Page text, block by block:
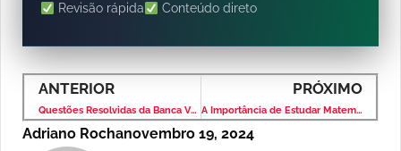
Revisão rápida
Conteúdo direto
ANTERIOR
Questões Resolvidas da Banca VUNESP – Nível Médio – Questões em PDF para Baixar
PRÓXIMO
A Importância de Estudar Matemática Financeira com Mapas Mentais
Adriano Rochanovembro 19, 2024